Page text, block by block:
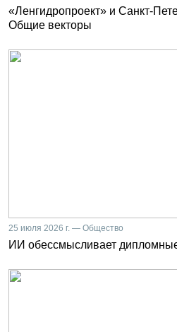
«Ленгидропроект» и Санкт-
Общие векторы
25 июля 2026 г. — Общество
ИИ обессмысливает